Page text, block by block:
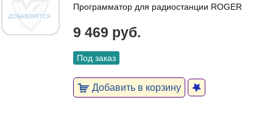
Программатор для радиостанции ROGER
9 469 руб.
Под заказ
Добавить в корзину